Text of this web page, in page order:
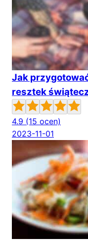
Jak
resztek
4.9 (15 ocen)
2023-11-01